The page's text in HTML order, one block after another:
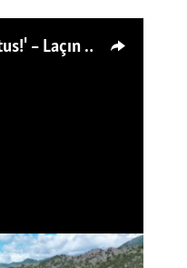
'Ya təklif olunan ev, ya status!' – Laçın köçkünü: 'Laçından başqa heç hara!'